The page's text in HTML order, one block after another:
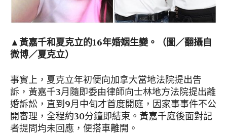
▲黃嘉千和夏克立的16年婚姻生變。（圖／翻攝自
微博／夏克立）
事實上，夏克立年初便向加拿大當地法院提出告
訴，黃嘉千3月隨即委由律師向士林地方法院提出離
婚訴訟，直到9月中旬才首度開庭，因家事事件不公
開審理，全程約30分鐘即結束。黃嘉千庭後面對記
者提問均未回應，便搭車離開。